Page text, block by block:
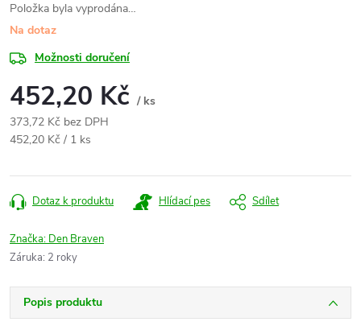
Položka byla vyprodána…
Na dotaz
Možnosti doručení
452,20 Kč / ks
373,72 Kč bez DPH
Měrná
452,20 Kč / 1 ks
Dotaz k produktu Hlídací pes Sdílet
Značka: Den Braven
Záruka: 2 roky
Popis produktu